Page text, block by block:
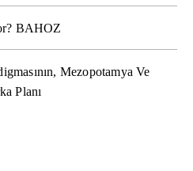
BAHOZ
Mezopotamya Ve
Planı